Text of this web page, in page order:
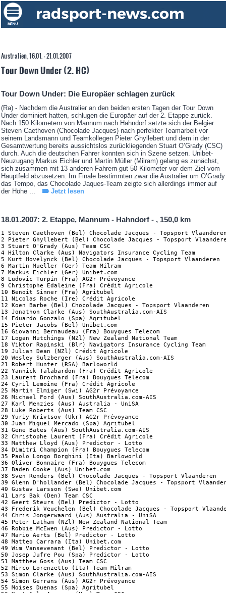
Australien, 16.01. - 21.01.2007
Tour Down Under (2. HC)
Tour Down Under: Die Europäer schlagen zurück
(Ra) - Nachdem die Australier an den beiden ersten Tagen der Tour Down
Under dominiert hatten, schlugen die Europäer auf der 2. Etappe zurück.
Nach 150 Kilometern von Mannum nach Hahndorf setzte sich der Belgier
Steven Caethoven (Chocolade Jacques) nach perfekter Teamarbeit vor
seinem Landsmann und Teamkollegen Pieter Ghyllebert und dem in der
Gesamtwertung bereits aussichtslos zurückliegenden Stuart O’Grady (CSC)
durch. Auch die deutschen Fahrer konnten sich in Szene setzen. Unibet-
Neuzugang Markus Eichler und Martin Müller (Milram) gelang es zunächst,
sich zusammen mit 13 anderen Fahrern gut 50 Kilometer vor dem Ziel vom
Hauptfeld abzusetzen. Im Finale bestimmten zwar die Australier um O’Grady
das Tempo, das Chocolade Jaques-Team zeigte sich allerdings immer auf
der Höhe ...
Jetzt lesen
18.01.2007: 2. Etappe, Mannum - Hahndorf - , 150,0 km
1 Steven Caethoven (Bel) Chocolade Jacques - Topsport
2 Pieter Ghyllebert (Bel) Chocolade Jacques - Topsport
3 Stuart O'Grady (Aus)
4 Hilton Clarke (Aus) Navigators
5 Kurt Hovelynck (Bel) Chocolade Jacques -
6 Martin Mueller (Ger)
7 Markus Eichler (Ger)
8 Ludovic Turpin (Fra) AG2r
9 Christophe Edaleine (Fra)
10 Benoit Sinner (Fra)
11 Nicolas Roche (Ire)
12 Koen Barbe (Bel) Chocolade Jacques -
13 Jonathon Clarke (Aus) SouthAustralia.com-AIS
14 Eduardo Gonzalo (Spa) Agritubel
15 Pieter Jacobs (Bel) Unibet.com
16 Giovanni Bernaudeau (Fra) Bouygues Telecom
17 Logan Hutchings (NZl) New Zealand
18 Viktor Rapinski (Blr) Navigators
19 Julian Dean (NZl)
20 Wesley Sulzberger (Aus)
21 Robert Hunter (RSA)
22 Yannick Talabardon (Fra) Crédit Agricole
23 Laurent Brochard (Fra)
24 Cyril Lemoine (Fra)
25 Martin Elmiger (Swi) AG2r
26 Michael Ford (Aus)
27 Karl Menzies (Aus)
28 Luke Roberts (Aus)
29 Yuriy Krivtsov (Ukr) AG2r
30 Juan Miguel Mercado
31 Gene Bates (Aus)
32 Christophe Laurent (Fra)
33 Matthew Lloyd (Aus)
34 Dimitri Champion (Fra)
35 Paolo Longo Borghini (Ita)
36 Oliver Bonnaire (Fra)
37 Baden Cooke (Aus)
38 Sven Renders (Bel) Chocolade Jacques -
39 Glenn D'hollander (Bel) Chocolade Jacques -
40 Gustav Larsson (Swe)
41 Lars Bak (Den)
42 Geert Steurs (Bel)
43 Frederik Veuchelen (Bel) Chocolade Jacques -
44 Chris Jongerwaard (Aus)
45 Peter Latham (NZl) New Zealand
46 Robbie McEwen (Aus)
47 Mario Aerts (Bel)
48 Matteo Carrara (Ita)
49 Wim Vansevenant (Bel)
50 Josep Jufre Pou (Spa)
51 Matthew Goss (Aus)
52 Mirco Lorenzetto (Ita)
53 Simon Clarke (Aus)
54 Simon Gerrans (Aus) AG2r
55 Moises Duenas (Spa)